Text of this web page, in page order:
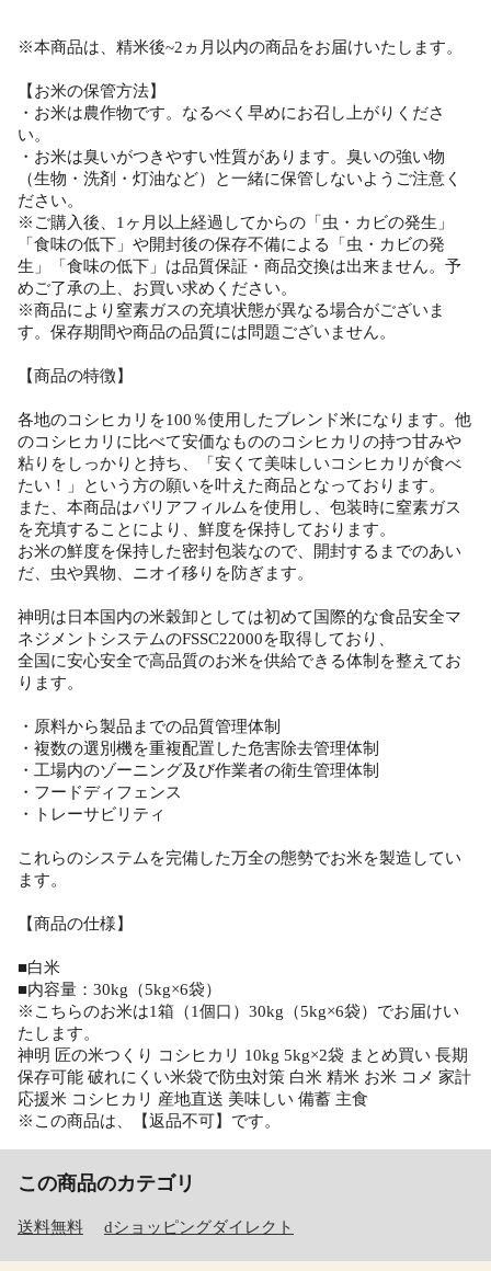
※本商品は、精米後~2ヵ月以内の商品をお届けいたします。
【お米の保管方法】
・お米は農作物です。なるべく早めにお召し上がりくださ
い。
・お米は臭いがつきやすい性質があります。臭いの強い物
（生物・洗剤・灯油など）と一緒に保管しないようご注意く
ださい。
※ご購入後、1ヶ月以上経過してからの「虫・カビの発生」
「食味の低下」や開封後の保存不備による「虫・カビの発
生」「食味の低下」は品質保証・商品交換は出来ません。予
めご了承の上、お買い求めください。
※商品により窒素ガスの充填状態が異なる場合がございま
す。保存期間や商品の品質には問題ございません。
【商品の特徴】
各地のコシヒカリを100％使用したブレンド米になります。他
のコシヒカリに比べて安価なもののコシヒカリの持つ甘みや
粘りをしっかりと持ち、「安くて美味しいコシヒカリが食べ
たい！」という方の願いを叶えた商品となっております。
また、本商品はバリアフィルムを使用し、包装時に窒素ガス
を充填することにより、鮮度を保持しております。
お米の鮮度を保持した密封包装なので、開封するまでのあい
だ、虫や異物、ニオイ移りを防ぎます。
神明は日本国内の米穀卸としては初めて国際的な食品安全マ
ネジメントシステムのFSSC22000を取得しており、
全国に安心安全で高品質のお米を供給できる体制を整えてお
ります。
・原料から製品までの品質管理体制
・複数の選別機を重複配置した危害除去管理体制
・工場内のゾーニング及び作業者の衛生管理体制
・フードディフェンス
・トレーサビリティ
これらのシステムを完備した万全の態勢でお米を製造してい
ます。
【商品の仕様】
■白米
■内容量：30kg（5kg×6袋）
※こちらのお米は1箱（1個口）30kg（5kg×6袋）でお届けい
たします。
神明 匠の米つくり コシヒカリ 10kg 5kg×2袋 まとめ買い 長期
保存可能 破れにくい米袋で防虫対策 白米 精米 お米 コメ 家計
応援米 コシヒカリ 産地直送 美味しい 備蓄 主食
※この商品は、【返品不可】です。
この商品のカテゴリ
送料無料 dショッピングダイレクト